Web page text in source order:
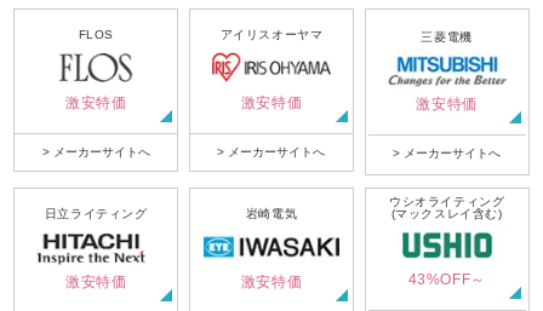
FLOS
激安特価
> メーカーサイトへ
アイリスオーヤマ
激安特価
> メーカーサイトへ
三菱電機
激安特価
> メーカーサイトへ
日立ライティング
激安特価
岩崎電気
激安特価
ウシオライティング
(マックスレイ含む)
43%OFF～